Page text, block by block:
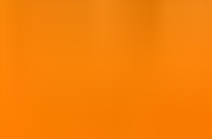
dặm vá...
ngay cả trong điều kiện bề mặt ẩm ướt.